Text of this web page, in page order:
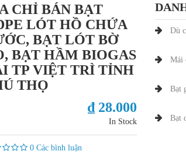
CHỈ BÁN BẠT
LÓT HỒ CHỨA
BẠT LÓT BỜ
BẠT HẦM BIOGAS
TP VIỆT TRÌ TỈNH
THỌ
₫ 28.000
In Stock
0 Các bình luận
Dù
Mái
Bạt
Bạt